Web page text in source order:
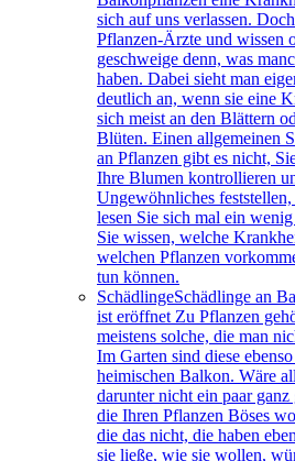
sich auf uns verlassen.
Pflanzen-Ärzte und wissen
geschweige denn, was
haben. Dabei sieht man
deutlich an, wenn sie eine
sich meist an den Blättern
Blüten. Einen allgemeinen
an Pflanzen gibt es nicht,
Ihre Blumen kontrollieren
Ungewöhnliches
lesen Sie sich mal ein
Sie wissen, welche
welchen Pflanzen
tun können.
SchädlingeSchädlinge an
ist eröffnet Zu Pflanzen
meistens solche, die man
Im Garten sind diese
heimischen Balkon. Wäre
darunter nicht ein paar
die Ihren Pflanzen Böses
die das nicht, die haben
sie ließe, wie sie wollen,